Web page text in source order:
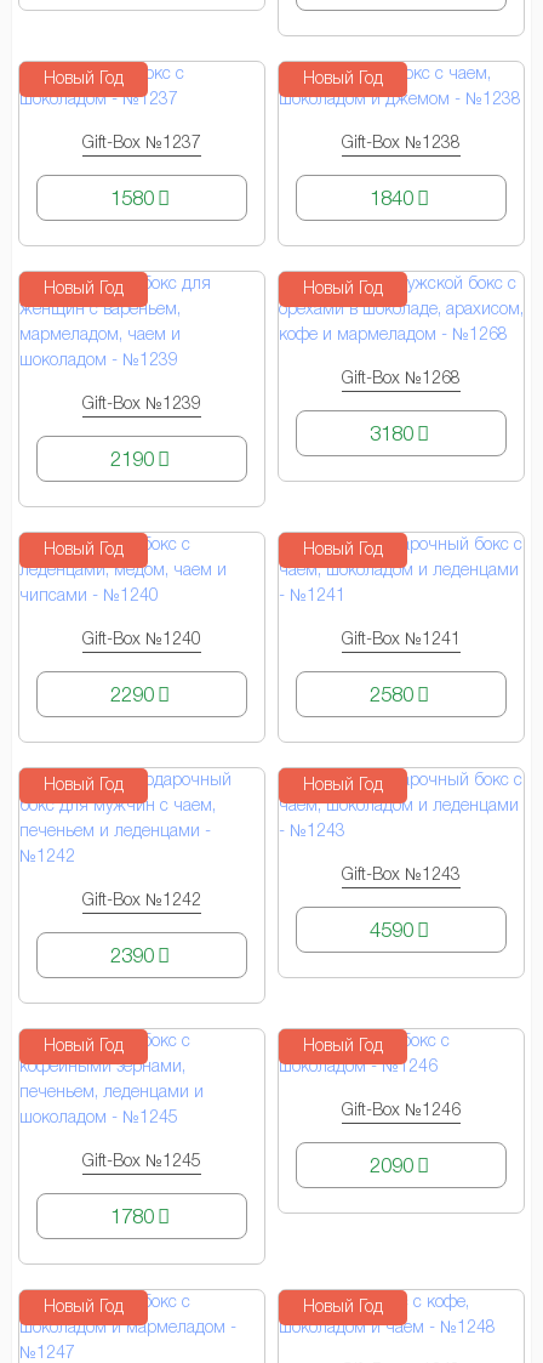
Новый Год
Gift-Box №1237
КУПИТЬ
1580
Новый Год
Gift-Box №1238
КУПИТЬ
1840
Новый Год
Gift-Box №1239
КУПИТЬ
2190
Новый Год
Gift-Box №1268
КУПИТЬ
3180
Новый Год
Gift-Box №1240
КУПИТЬ
2290
Новый Год
Gift-Box №1241
КУПИТЬ
2580
Новый Год
Gift-Box №1242
КУПИТЬ
2390
Новый Год
Gift-Box №1243
КУПИТЬ
4590
Новый Год
Gift-Box №1245
КУПИТЬ
1780
Новый Год
Gift-Box №1246
КУПИТЬ
2090
Новый Год Новый Год